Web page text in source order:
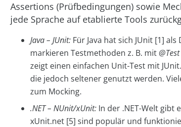
Assertions (Prüfbedingungen) sowie
jede Sprache auf etablierte Tools
Java – JUnit: Für Java hat sich JUnit [1]
markieren Testmethoden z. B. mit@Test
zeigt einen einfachen Unit-Test mit
die jedoch seltener genutzt werden.
zum Mocking.
.NET – NUnit/xUnit: In der .NET-Welt gibt
xUnit.net [5] sind populär und